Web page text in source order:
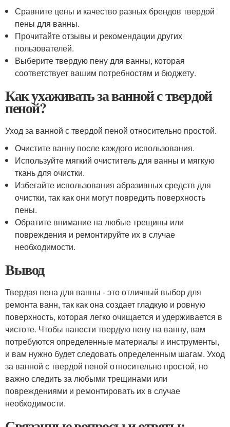
Сравните цены и качество разных брендов твердой
пены для ванны.
Прочитайте отзывы и рекомендации других
пользователей.
Выберите твердую пену для ванны, которая
соответствует вашим потребностям и бюджету.
Как ухаживать за ванной с твердой
пеной?
Уход за ванной с твердой пеной относительно простой.
Очистите ванну после каждого использования.
Используйте мягкий очиститель для ванны и мягкую
ткань для очистки.
Избегайте использования абразивных средств для
очистки, так как они могут повредить поверхность
пены.
Обратите внимание на любые трещины или
повреждения и ремонтируйте их в случае
необходимости.
Вывод
Твердая пена для ванны - это отличный выбор для
ремонта ванн, так как она создает гладкую и ровную
поверхность, которая легко очищается и удерживается в
чистоте. Чтобы нанести твердую пену на ванну, вам
потребуются определенные материалы и инструменты,
и вам нужно будет следовать определенным шагам. Уход
за ванной с твердой пеной относительно простой, но
важно следить за любыми трещинами или
повреждениями и ремонтировать их в случае
необходимости.